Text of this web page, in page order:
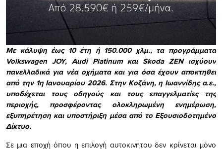
Με κάλυψη έως 10 έτη ή 150.000 χλμ., τα προγράμματα
Volkswagen JOY, Audi Platinum και Skoda ZEN ισχύουν
πανελλαδικά για νέα οχήματα και για όσα έχουν αποκτηθεί
από την 1η Ιανουαρίου 2026. Στην Κοζάνη, η Ιωαννίδης α.ε.,
υποδέχεται τους οδηγούς και τους επαγγελματίες της
περιοχής, προσφέροντας ολοκληρωμένη ενημέρωση,
εξυπηρέτηση και υποστήριξη μέσα από το Εξουσιοδοτημένο
Δίκτυο.
Σε μια εποχή όπου η επιλογή αυτοκινήτου δεν κρίνεται μόνο